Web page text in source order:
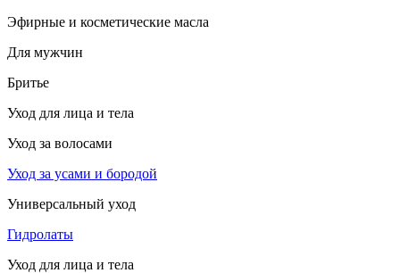
Эфирные и косметические масла
Для мужчин
Бритье
Уход для лица и тела
Уход за волосами
Уход за усами и бородой
Универсальный уход
Гидролаты
Уход для лица и тела